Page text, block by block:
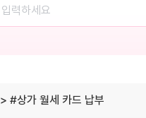
> #상가 월세 카드 납부